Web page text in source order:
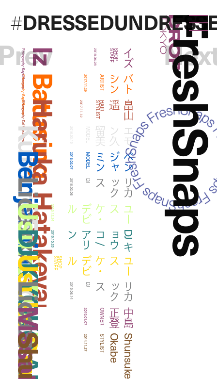
Droptokyo
#
Iz
Photography:
Saya Nomura
イズ
S
H
O
P
S
T
A
F
F
2018.04.28
Batusing
Photography:
Saya Nomura
バ
ト
シ
ン
ARTIST
2017.11.29
Haruka Hatakeyama
Photography:
Dai Yamashiro
畠
山
遥
H
A
I
R
S
T
Y
L
I
S
T
2017.11.12
Kurumi Emond エ
モ
ン
久
留
美
MODEL
2016.03.15
Benjamin ベ
ン
ジ
ャ
ミ
ン
MODEL
2016.02.07
Licaxxx リ
カ
ッ
ク
ス
DJ
2016.02.06
Usuke Devil ユ
ー
スケ
・
デ
ビ
ル
2015.12.24
D
J
キ
ョ
ウ
コ
/
ア
リ
ン
2015.10.25
Usuke Devil ユ
ー
スケ
・
デ
ビ
ル
S
H
O
P
S
T
A
F
F
2015.06.19
Licaxxx リ
カ
ッ
ク
ス
DJ
2015.06.14
中
島
正
登
OWNER
2015.01.07
S
h
u
n
s
u
k
e
O
k
a
b
e
STYLIST
2014.11.27